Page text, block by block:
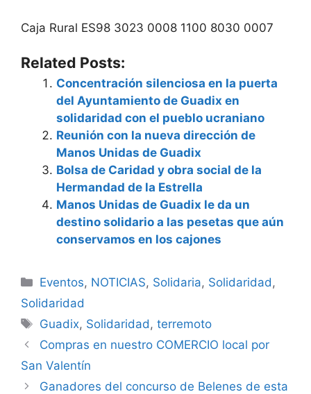
Caja Rural ES98 3023 0008 1100 8030 0007
Related Posts:
Concentración silenciosa en la puerta
del Ayuntamiento de Guadix en
solidaridad con el pueblo ucraniano
Reunión con la nueva dirección de
Manos Unidas de Guadix
Bolsa de Caridad y obra social de la
Hermandad de la Estrella
Manos Unidas de Guadix le da un
destino solidario a las pesetas que aún
conservamos en los cajones
Categorías
Eventos, NOTICIAS, Solidaria, Solidaridad,
Solidaridad
Etiquetas
Guadix, Solidaridad,terremoto
Compras en nuestro COMERCIO local por
San Valentín
Ganadores del concurso de Belenes de esta